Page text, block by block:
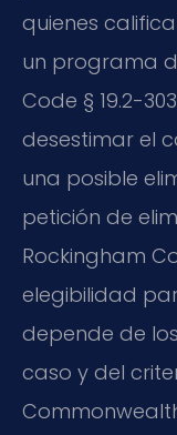
quienes
un programa
Code § 19.2-
desestimar el
una posible
petición de
Rockingham
elegibilidad
depende de
caso y del